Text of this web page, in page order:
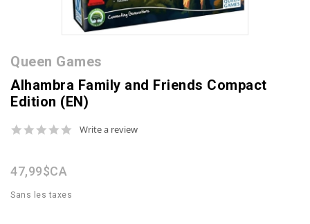
Queen Games
Alhambra Family and Friends Compact
Edition (EN)
0.0
Write a review
47,99$CA
Sans les taxes